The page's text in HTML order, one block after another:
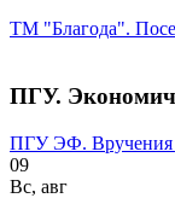
ТМ "Благода".
ПГУ.
ПГУ ЭФ. Вручения
09
Вс, авг